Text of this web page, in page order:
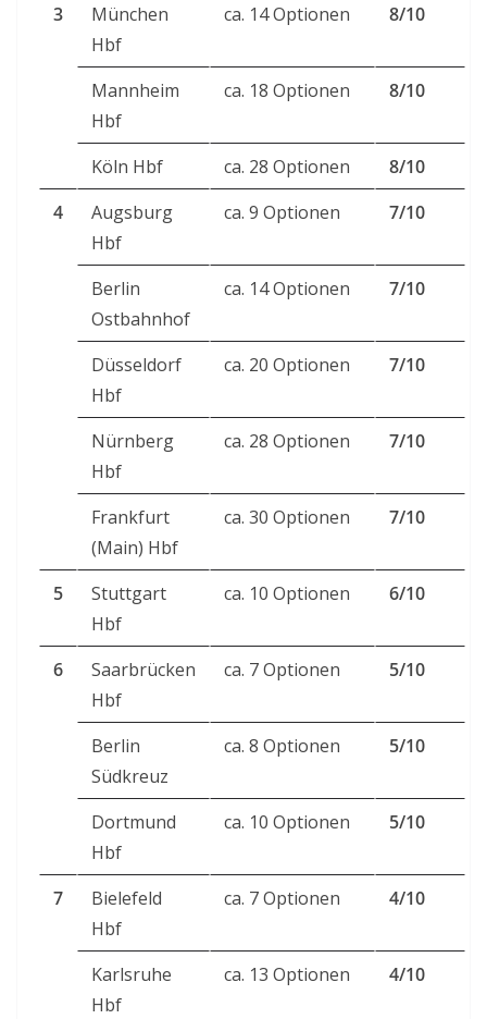
3
München
Hbf
ca. 14 Optionen 8/10
Mannheim
Hbf
ca. 18 Optionen 8/10
Köln Hbf ca. 28 Optionen
8/10
4
Augsburg
Hbf
ca. 9 Optionen 7/10
Berlin
Ostbahnhof
ca. 14 Optionen 7/10
Düsseldorf
Hbf
ca. 20 Optionen 7/10
Nürnberg
Hbf
ca. 28 Optionen 7/10
Frankfurt
(Main) Hbf
ca. 30 Optionen 7/10
5
Stuttgart
Hbf
ca. 10 Optionen 6/10
6
Saarbrücken
Hbf
ca. 7 Optionen 5/10
Berlin
Südkreuz
ca. 8 Optionen 5/10
Dortmund
Hbf
ca. 10 Optionen 5/10
7
Bielefeld
Hbf
ca. 7 Optionen 4/10
Karlsruhe
Hbf
ca. 13 Optionen 4/10